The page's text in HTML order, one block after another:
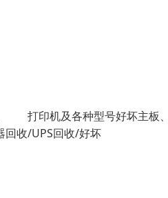
打印机及各种型号好坏主板
收/UPS回收/好坏